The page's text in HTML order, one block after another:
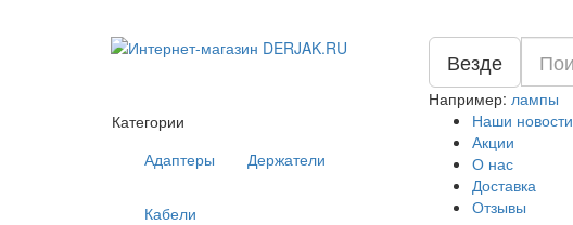
Везде
Например: лампы
Наши новости
Акции
О нас
Доставка
Отзывы
Категории
Адаптеры
Держатели
Кабели